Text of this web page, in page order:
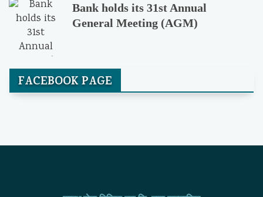
Bank holds its 31st Annual
General Meeting (AGM)
FACEBOOK PAGE